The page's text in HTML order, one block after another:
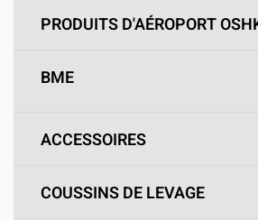
PRODUITS D'AÉROPORT
BME
ACCESSOIRES
COUSSINS DE LEVAGE